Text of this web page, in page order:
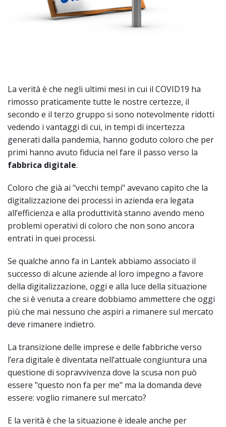
La verità è che negli ultimi mesi in cui il COVID19 ha
rimosso praticamente tutte le nostre certezze, il
secondo e il terzo gruppo si sono notevolmente ridotti
vedendo i vantaggi di cui, in tempi di incertezza
generati dalla pandemia, hanno goduto coloro che per
primi hanno avuto fiducia nel fare il passo verso la
fabbrica digitale.
Coloro che già ai "vecchi tempi" avevano capito che la
digitalizzazione dei processi in azienda era legata
all’efficienza e alla produttività stanno avendo meno
problemi operativi di coloro che non sono ancora
entrati in quei processi.
Se qualche anno fa in Lantek abbiamo associato il
successo di alcune aziende al loro impegno a favore
della digitalizzazione, oggi e alla luce della situazione
che si è venuta a creare dobbiamo ammettere che oggi
più che mai nessuno che aspiri a rimanere sul mercato
deve rimanere indietro.
La transizione delle imprese e delle fabbriche verso
l’era digitale è diventata nell’attuale congiuntura una
questione di sopravvivenza dove la scusa non può
essere "questo non fa per me" ma la domanda deve
essere: voglio rimanere sul mercato?
E la verità è che la situazione è ideale anche per